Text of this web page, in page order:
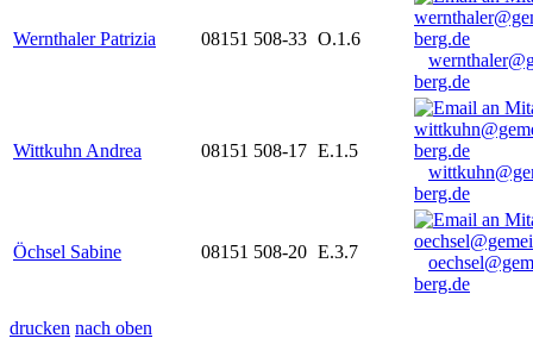
Wernthaler Patrizia 08151 508-33 O.1.6
berg.de
Wittkuhn Andrea 08151 508-17 E.1.5
berg.de
Öchsel Sabine 08151 508-20 E.3.7
berg.de
drucken nach oben